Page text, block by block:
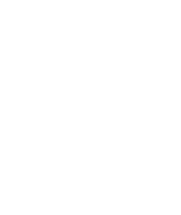
trang trí trong